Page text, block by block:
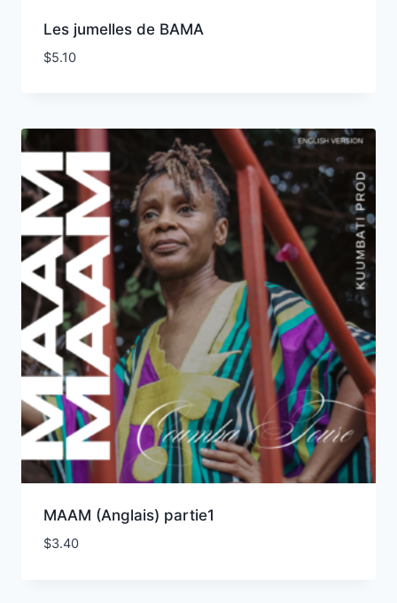
Les jumelles de BAMA
$5.10
MAAM (Anglais) partie1
$3.40